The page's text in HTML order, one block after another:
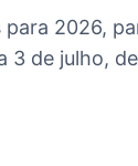
2026,
3 de julho,